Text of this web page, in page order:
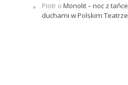
Piotro Monolit – noc z
duchami w Polskim